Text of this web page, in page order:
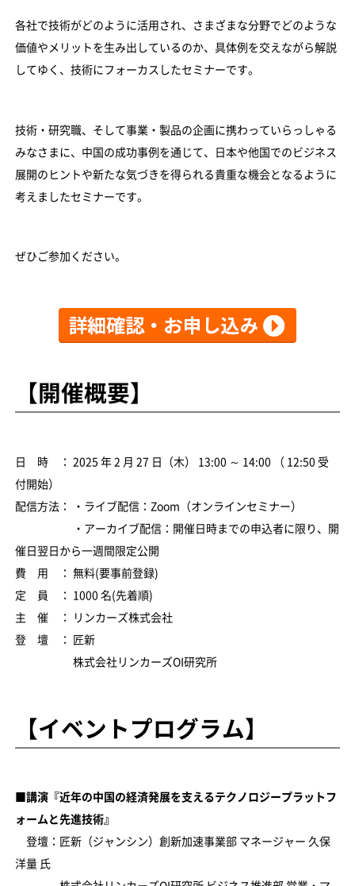
各社で技術がどのように活用され、さまざまな分野でどのような
価値やメリットを生み出しているのか、具体例を交えながら解説
してゆく、技術にフォーカスしたセミナーです。
技術・研究職、そして事業・製品の企画に携わっていらっしゃる
みなさまに、中国の成功事例を通じて、日本や他国でのビジネス
展開のヒントや新たな気づきを得られる貴重な機会となるように
考えましたセミナーです。
ぜひご参加ください。
【開催概要】
日 時 ： 2025 年 2 月 27 日（木） 13:00 ～ 14:00 （ 12:50 受
付開始）
配信方法： ・ライブ配信：Zoom（オンラインセミナー）
・アーカイブ配信：開催日時までの申込者に限り、開
催日翌日から一週間限定公開
費 用 ： 無料(要事前登録)
定 員 ： 1000 名(先着順)
主 催 ： リンカーズ株式会社
登 壇 ： 匠新
株式会社リンカーズOI研究所
【イベントプログラム】
■講演『近年の中国の経済発展を支えるテクノロジープラットフ
ォームと先進技術』
登壇：匠新（ジャンシン）創新加速事業部 マネージャー 久保
洋量 氏